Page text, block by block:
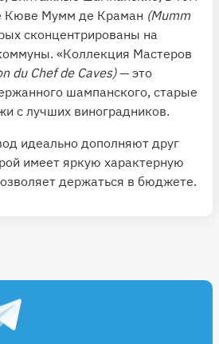
Кюве Мумм де Краман (Mumm
сконцентрированы на
«Коллекция Мастеров
du Chef de Caves)— это
шампанского, старые
с лучших виноградников.
идеально дополняют друг
имеет яркую характерную
держаться в бюджете.